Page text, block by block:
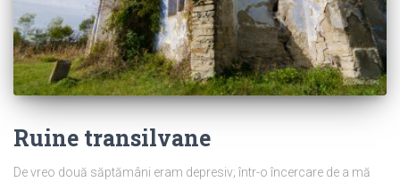
Ruine transilvane
De vreo două săptămâni eram depresiv; într-o încercare de a mă